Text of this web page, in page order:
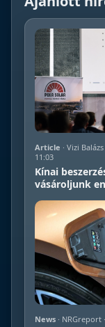
Article · Vizi
11:03
Kínai
vásároljunk
News · NRGreport